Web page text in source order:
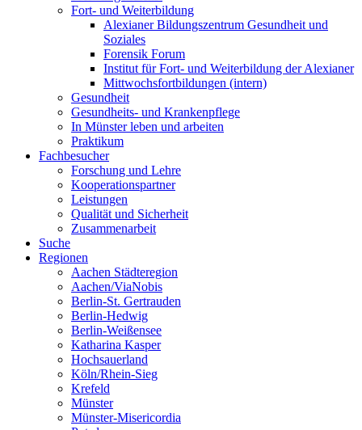
Fort- und Weiterbildung
Alexianer Bildungszentrum Gesundheit und
Soziales
Forensik Forum
Institut für Fort- und Weiterbildung der Alexianer
Mittwochsfortbildungen (intern)
Gesundheit
Gesundheits- und Krankenpflege
In Münster leben und arbeiten
Praktikum
Fachbesucher
Forschung und Lehre
Kooperationspartner
Leistungen
Qualität und Sicherheit
Zusammenarbeit
Suche
Regionen
Aachen Städteregion
Aachen/ViaNobis
Berlin-St. Gertrauden
Berlin-Hedwig
Berlin-Weißensee
Katharina Kasper
Hochsauerland
Köln/Rhein-Sieg
Krefeld
Münster
Münster-Misericordia